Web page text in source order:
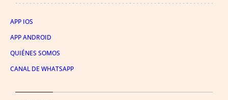
APP IOS
APP ANDROID
QUIÉNES SOMOS
CANAL DE WHATSAPP